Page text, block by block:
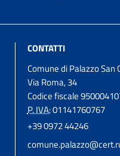
CONTATTI
Comune di Palazzo San
Via Roma, 34
Codice fiscale
P. IVA:01141760767
+39 0972 44246